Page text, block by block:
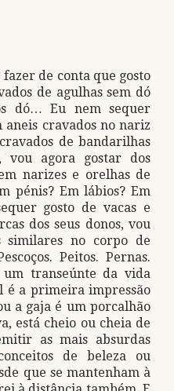
de conta que gosto
de agulhas sem dó
dó… Eu nem sequer
aneis cravados no nariz
de bandarilhas
vou agora gostar dos
narizes e orelhas de
pénis? Em lábios? Em
gosto de vacas e
dos seus donos, vou
similares no corpo de
Peitos. Pernas.
transeúnte da vida
é a primeira impressão
a gaja é um porcalhão
está cheio ou cheia de
as mais absurdas
de beleza ou
que se mantenham à